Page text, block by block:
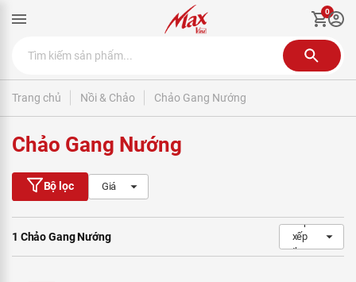
0
Trang chủ Nồi & Chảo Chảo Gang Nướng
Chảo Gang Nướng
1 Chảo Gang Nướng